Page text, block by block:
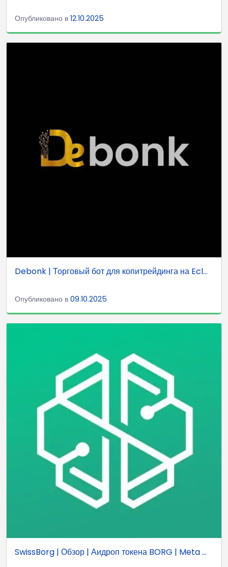
Опубликовано в 12.10.2025
Debonk | Торговый бот для копитрейдинга на Ecl...
Опубликовано в 09.10.2025
SwissBorg | Обзор | Аидроп токена BORG | Meta ...